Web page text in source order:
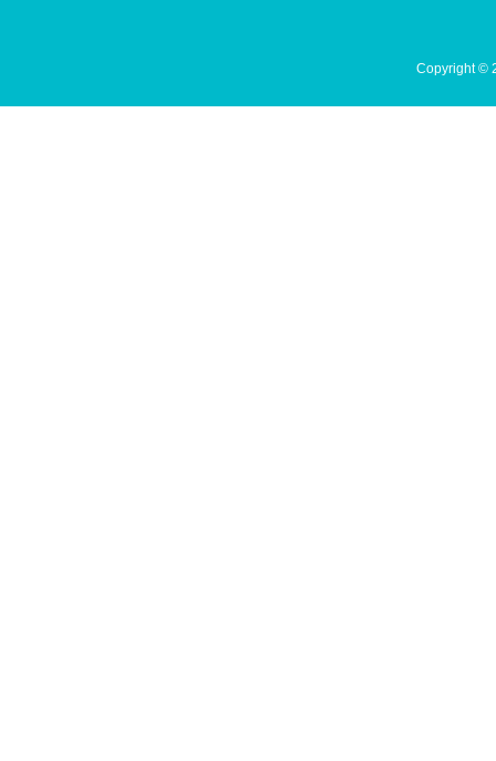
Copyright ©